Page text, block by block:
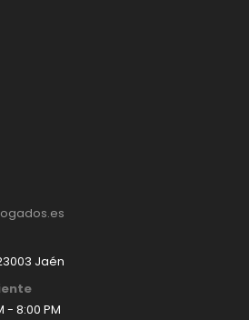
Jaén
- 8:00 PM